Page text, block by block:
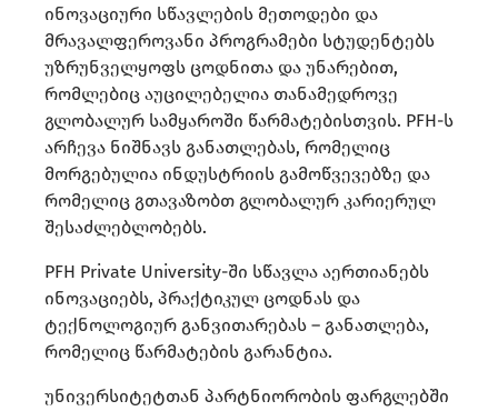
ინოვაციური სწავლების მეთოდები და
მრავალფეროვანი პროგრამები სტუდენტებს
უზრუნველყოფს ცოდნითა და უნარებით,
რომლებიც აუცილებელია თანამედროვე
გლობალურ სამყაროში წარმატებისთვის. PFH-ს
არჩევა ნიშნავს განათლებას, რომელიც
მორგებულია ინდუსტრიის გამოწვევებზე და
რომელიც გთავაზობთ გლობალურ კარიერულ
შესაძლებლობებს.
PFH Private University-ში სწავლა აერთიანებს
ინოვაციებს, პრაქტიკულ ცოდნას და
ტექნოლოგიურ განვითარებას – განათლება,
რომელიც წარმატების გარანტია.
უნივერსიტეტთან პარტნიორობის ფარგლებში